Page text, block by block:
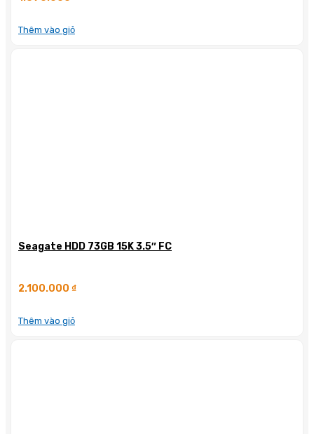
Thêm vào giỏ
Seagate HDD 73GB 15K 3.5″ FC
2.100.000 ₫
Thêm vào giỏ